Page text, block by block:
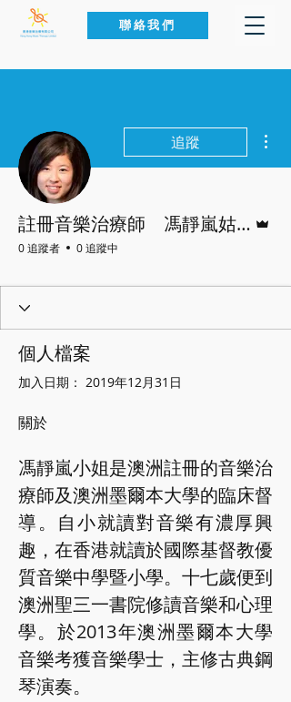
聯絡我們
追蹤
註冊音樂治療師 馮靜嵐姑娘
0 追蹤者 0 追蹤中
個人檔案
加入日期： 2019年12月31日
關於
馮靜嵐小姐是澳洲註冊的音樂治
療師及澳洲墨爾本大學的臨床督
導。自小就讀對音樂有濃厚興
趣，在香港就讀於國際基督教優
質音樂中學暨小學。十七歲便到
澳洲聖三一書院修讀音樂和心理
學。於2013年澳洲墨爾本大學
音樂考獲音樂學士，主修古典鋼
琴演奏。